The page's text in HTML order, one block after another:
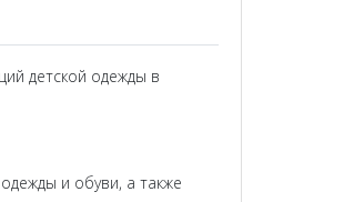
детской одежды в
и обуви, а также